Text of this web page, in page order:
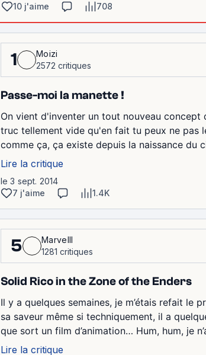
10 j'aime
708
1
Moizi
2572 critiques
Passe-moi la manette !
On vient d'inventer un tout nouveau
truc tellement vide qu'en fait tu peux ne pas
comme ça, ça existe depuis la naissance du
Lire la critique
le 3 sept. 2014
7 j'aime
1.4K
5
Marvelll
1281 critiques
Solid Rico in the Zone of the Enders
Il y a quelques semaines, je m’étais refait le
sa saveur même si techniquement, il a
que sort un film d’animation… Hum, hum, je
Lire la critique